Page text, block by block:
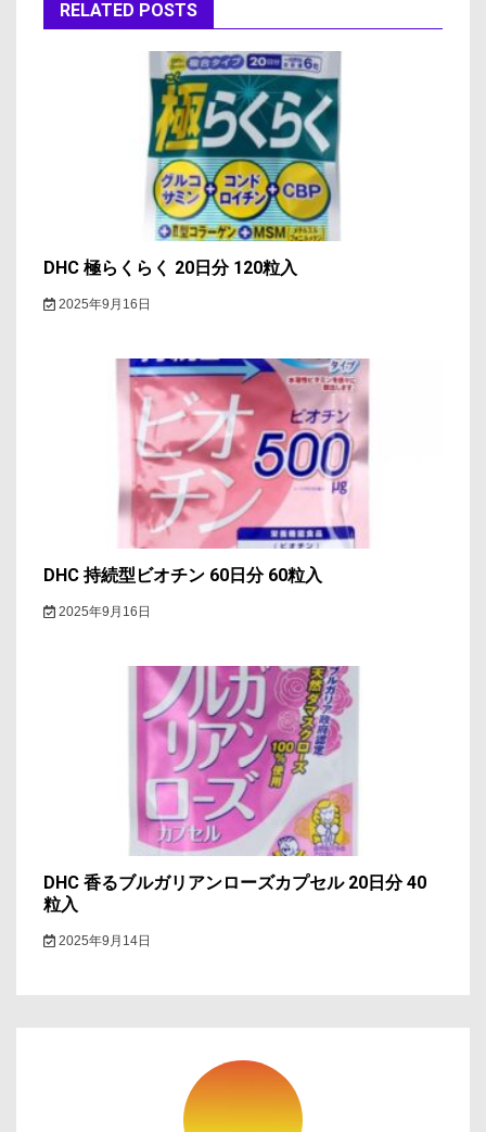
ー
RELATED POSTS
DHC 極らくらく 20日分 120粒入
2025年9月16日
DHC 持続型ビオチン 60日分 60粒入
2025年9月16日
DHC 香るブルガリアンローズカプセル 20日分 40
粒入
2025年9月14日